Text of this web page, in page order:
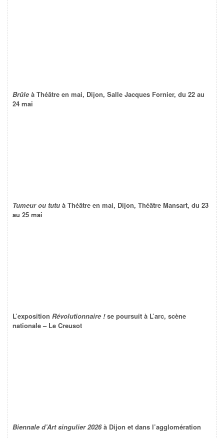
Brûle à Théâtre en mai, Dijon, Salle Jacques Fornier, du 22 au
24 mai
Tumeur ou tutu à Théâtre en mai, Dijon, Théâtre Mansart, du 23
au 25 mai
L’exposition Révolutionnaire !se poursuit à L’arc, scène
nationale – Le Creusot
Biennale d’Art singulier 2026à Dijon et dans l’agglomération